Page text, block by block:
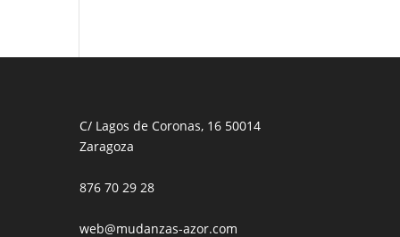
C/ Lagos de Coronas, 16 50014
Zaragoza
876 70 29 28
web@mudanzas-azor.com